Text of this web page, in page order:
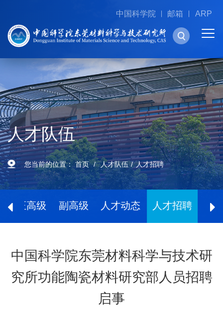
中国科学院 邮箱 ARP
人才队伍
您当前的位置：首页 人才队伍 人才招聘
正高级 副高级 人才动态 人才招聘
中国科学院东莞材料科学与技术研
究所功能陶瓷材料研究部人员招聘
启事